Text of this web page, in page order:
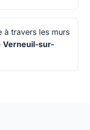
à travers les murs
Verneuil-sur-